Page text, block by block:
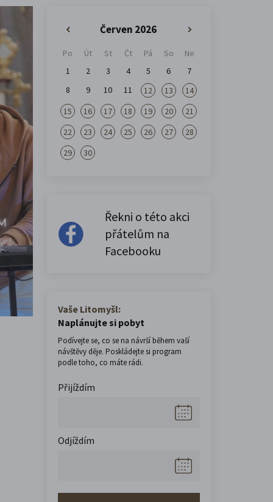
Červen 2026
Po Út St Čt Pá So
Ne
1
2 3 4 5 6
7
8
9 10 11 12 13
14
15
16 17 18 19 20
21
22
23 24 25 26 27
28
29
30
Řekni o této akci
přátelům na
Facebooku
Vaše Litomyšl:
Naplánujte si pobyt
Podívejte se, co se na návrší během vaší
návštěvy děje. Poskládejte si program
podle toho, co máte rádi.
Přijíždím
Odjíždím